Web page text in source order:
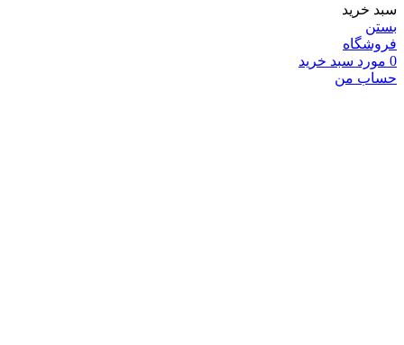
سبد خرید
بستن
فروشگاه
0 مورد سبد خرید
حساب من